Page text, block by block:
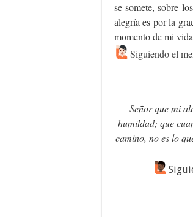
se somete, sobre
alegría es por la
momento de mi
Siguiendo el
Señor que mi
humildad; que
camino, no es lo